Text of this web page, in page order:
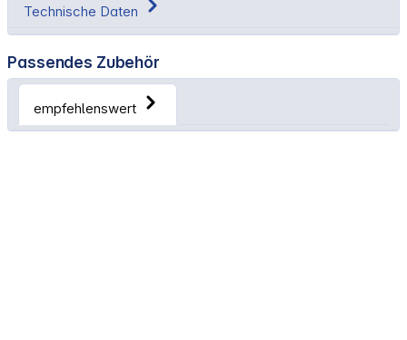
Technische Daten
Passendes Zubehör
empfehlenswert